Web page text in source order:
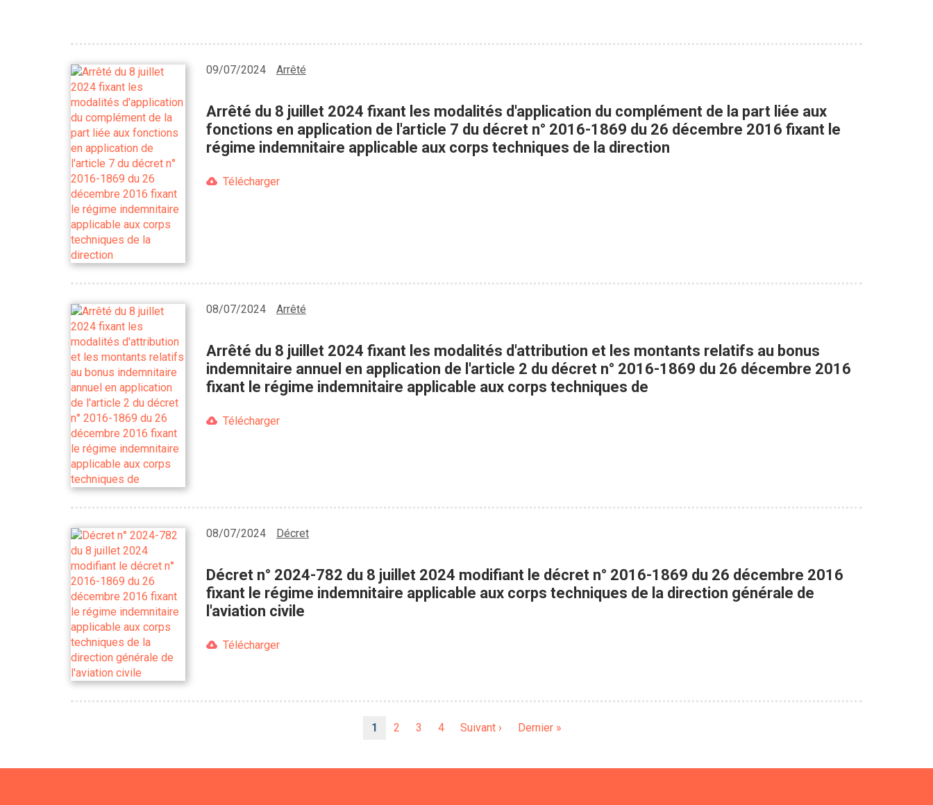
09/07/2024 Arrêté
Arrêté du 8 juillet 2024 fixant les modalités d'application du complément de la part liée aux
fonctions en application de l'article 7 du décret n° 2016-1869 du 26 décembre 2016 fixant le
régime indemnitaire applicable aux corps techniques de la direction
Télécharger
08/07/2024 Arrêté
Arrêté du 8 juillet 2024 fixant les modalités d'attribution et les montants relatifs au bonus
indemnitaire annuel en application de l'article 2 du décret n° 2016-1869 du 26 décembre 2016
fixant le régime indemnitaire applicable aux corps techniques de
Télécharger
08/07/2024 Décret
Décret n° 2024-782 du 8 juillet 2024 modifiant le décret n° 2016-1869 du 26 décembre 2016
fixant le régime indemnitaire applicable aux corps techniques de la direction générale de
l'aviation civile
Télécharger
Page
1 Page
2 Page
3 Page
4
Page
Suivant ›
Dernière
Dernier »